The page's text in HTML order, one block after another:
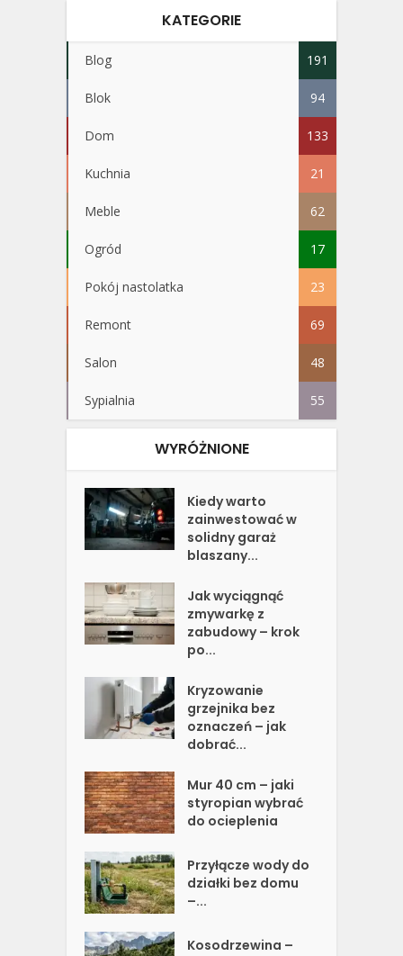
KATEGORIE
Blog 191
Blok 94
Dom 133
Kuchnia 21
Meble 62
Ogród 17
Pokój nastolatka 23
Remont 69
Salon 48
Sypialnia 55
WYRÓŻNIONE
Kiedy warto
zainwestować w
solidny garaż
blaszany...
Jak wyciągnąć
zmywarkę z
zabudowy – krok
po...
Kryzowanie
grzejnika bez
oznaczeń – jak
dobrać...
Mur 40 cm – jaki
styropian wybrać
do ocieplenia
Przyłącze wody do
działki bez domu
–...
Kosodrzewina –